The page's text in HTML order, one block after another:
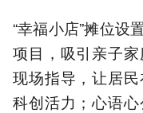
“幸福小店”摊位设
项目，吸引亲子
现场指导，让居
科创活力；心语